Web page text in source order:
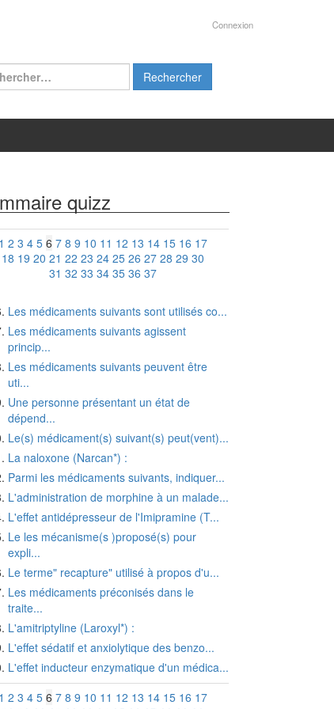
Connexion
:
quizz
1 2 3 4 5 6 7 8 9 10 11 12 13 14 15 16 17
18 19 20 21 22 23 24 25 26 27 28 29 30
31 32 33 34 35 36 37
Les médicaments suivants sont utilisés co...
Les médicaments suivants agissent
princip...
Les médicaments suivants peuvent être
uti...
Une personne présentant un état de
dépend...
Le(s) médicament(s) suivant(s) peut(vent)...
La naloxone (Narcan*) :
Parmi les médicaments suivants, indiquer...
L'administration de morphine à un malade...
L'effet antidépresseur de l'Imipramine (T...
Le les mécanisme(s )proposé(s) pour
expli...
Le terme" recapture" utilisé à propos d'u...
Les médicaments préconisés dans le
traite...
L'amitriptyline (Laroxyl*) :
L'effet sédatif et anxiolytique des benzo...
L'effet inducteur enzymatique d'un médica...
1 2 3 4 5 6 7 8 9 10 11 12 13 14 15 16 17